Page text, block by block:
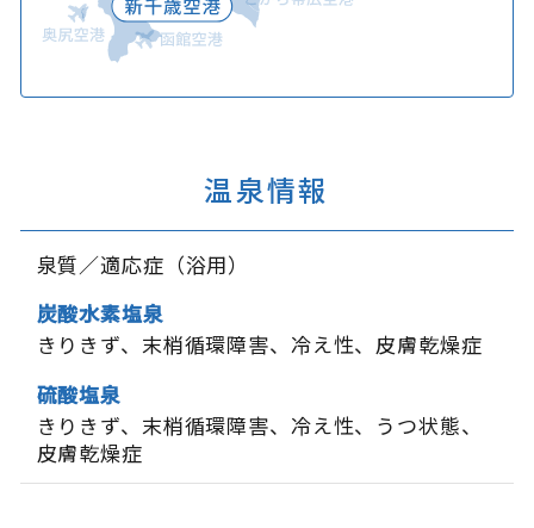
温泉情報
泉質／適応症（浴用）
炭酸水素塩泉
きりきず
末梢循環障害 冷え性
皮膚乾燥症
硫酸塩泉
きりきず
末梢循環障害 冷え性
うつ状態
皮膚乾燥症